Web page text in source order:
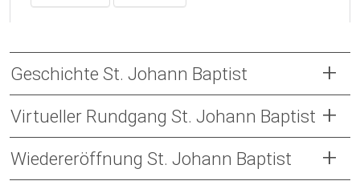
Geschichte St. Johann Baptist
Virtueller Rundgang St. Johann Baptist
Wiedereröffnung St. Johann Baptist